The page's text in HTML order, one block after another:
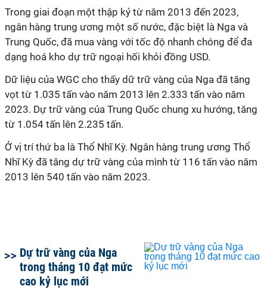
Trong giai đoạn một thập kỷ từ năm 2013 đến 2023,
ngân hàng trung ương một số nước, đặc biệt là Nga và
Trung Quốc, đã mua vàng với tốc độ nhanh chóng để đa
dạng hoá kho dự trữ ngoại hối khỏi đồng USD.
Dữ liệu của WGC cho thấy dữ trữ vàng của Nga đã tăng
vọt từ 1.035 tấn vào năm 2013 lên 2.333 tấn vào năm
2023. Dự trữ vàng của Trung Quốc chung xu hướng, tăng
từ 1.054 tấn lên 2.235 tấn.
Ở vị trí thứ ba là Thổ Nhĩ Kỳ. Ngân hàng trung ương Thổ
Nhĩ Kỳ đã tăng dự trữ vàng của mình từ 116 tấn vào năm
2013 lên 540 tấn vào năm 2023.
Dự trữ vàng của Nga
trong tháng 10 đạt mức
cao kỷ lục mới